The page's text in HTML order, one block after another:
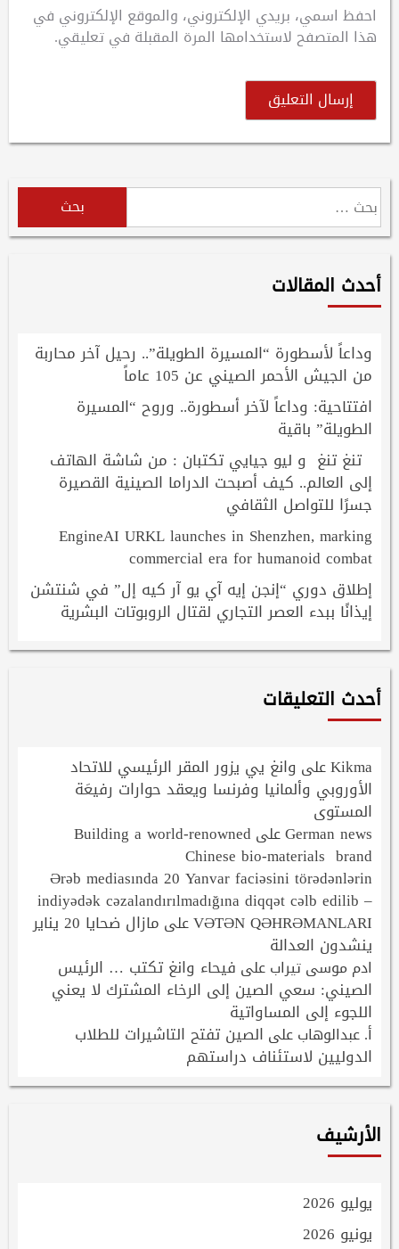
احفظ اسمي، بريدي الإلكتروني، والموقع الإلكتروني في
هذا المتصفح لاستخدامها المرة المقبلة في تعليقي.
البحث
عن:
أحدث المقالات
وداعاً لأسطورة “المسيرة الطويلة”.. رحيل آخر محاربة
من الجيش الأحمر الصيني عن 105 عاماً
افتتاحية: وداعاً لآخر أسطورة.. وروح “المسيرة
الطويلة” باقية
تنغ تنغ و ليو جيايي تكتبان : من شاشة الهاتف
إلى العالم.. كيف أصبحت الدراما الصينية القصيرة
جسرًا للتواصل الثقافي
EngineAI URKL launches in Shenzhen, marking
commercial era for humanoid combat
إطلاق دوري “إنجن إيه آي يو آر كيه إل” في شنتشن
إيذانًا ببدء العصر التجاري لقتال الروبوتات البشرية
أحدث التعليقات
Kikmaعلى وانغ يي يزور المقر الرئيسي للاتحاد
الأوروبي وألمانيا وفرنسا ويعقد حوارات رفيعَة
المستوى
German newsعلى Building a world-renowned
Chinese bio-materials brand
Ərəb mediasında 20 Yanvar faciəsini törədənlərin
indiyədək cəzalandırılmadığına diqqət cəlb edilib –
VƏTƏN QƏHRƏMANLARIعلى مازال ضحايا 20 يناير
ينشدون العدالة
ادم موسى تيرابعلى فيحاء وانغ تكتب … الرئيس
الصيني: سعي الصين إلى الرخاء المشترك لا يعني
اللجوء إلى المساواتية
أ. عبدالوهابعلى الصين تفتح التاشيرات للطلاب
الدوليين لاستئناف دراستهم
الأرشيف
يوليو 2026
يونيو 2026